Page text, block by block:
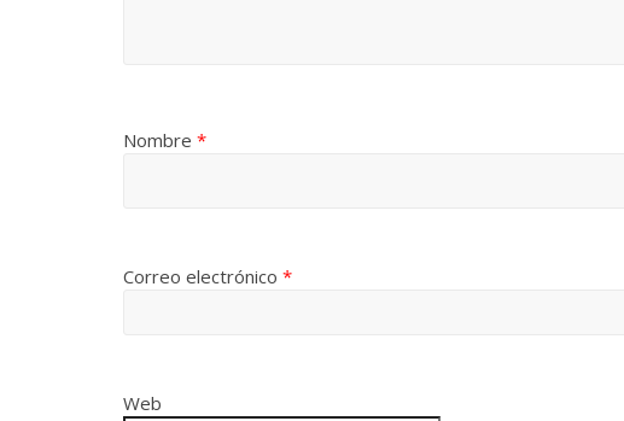
Nombre *
Correo electrónico *
Web